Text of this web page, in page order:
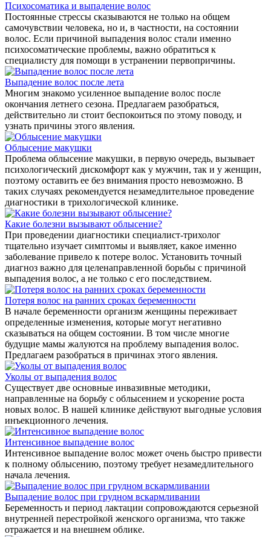
Психосоматика и выпадение волос
Постоянные стрессы сказываются не только на общем
самочувствии человека, но и, в частности, на состоянии
волос. Если причиной выпадения волос стали именно
психосоматические проблемы, важно обратиться к
специалисту для помощи в устранении первопричины.
Выпадение волос после лета
Многим знакомо усиленное выпадение волос после
окончания летнего сезона. Предлагаем разобраться,
действительно ли стоит беспокоиться по этому поводу, и
узнать причины этого явления.
Облысение макушки
Проблема облысение макушки, в первую очередь, вызывает
психологический дискомфорт как у мужчин, так и у женщин,
поэтому оставить ее без внимания просто невозможно. В
таких случаях рекомендуется незамедлительное проведение
диагностики в трихологической клинике.
Какие болезни вызывают облысение?
При проведении диагностики специалист-трихолог
тщательно изучает симптомы и выявляет, какое именно
заболевание привело к потере волос. Установить точный
диагноз важно для целенаправленной борьбы с причиной
выпадения волос, а не только с его последствием.
Потеря волос на ранних сроках беременности
В начале беременности организм женщины переживает
определенные изменения, которые могут негативно
сказываться на общем состоянии. В том числе многие
будущие мамы жалуются на проблему выпадения волос.
Предлагаем разобраться в причинах этого явления.
Уколы от выпадения волос
Существует две основные инвазивные методики,
направленные на борьбу с облысением и ускорение роста
новых волос. В нашей клинике действуют выгодные условия
инъекционного лечения.
Интенсивное выпадение волос
Интенсивное выпадение волос может очень быстро привести
к полному облысению, поэтому требует незамедлительного
начала лечения.
Выпадение волос при грудном вскармливании
Беременность и период лактации сопровождаются серьезной
внутренней перестройкой женского организма, что также
отражается и на внешнем облике.